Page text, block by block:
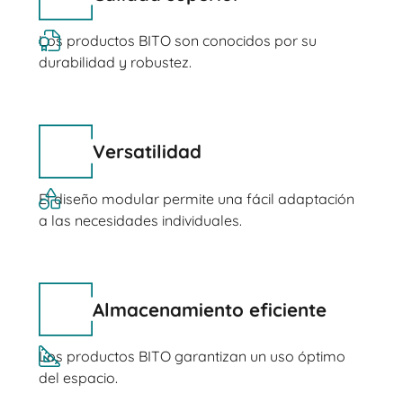
Los productos BITO son conocidos por su
durabilidad y robustez.
Versatilidad
El diseño modular permite una fácil adaptación
a las necesidades individuales.
Almacenamiento eficiente
Los productos BITO garantizan un uso óptimo
del espacio.